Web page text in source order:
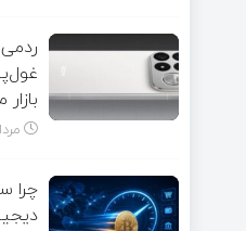
مرداد
چرا